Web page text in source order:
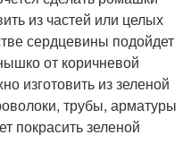
из частей или целых
сердцевины подойдет
от коричневой
изготовить из зеленой
трубы, арматуры
покрасить зеленой